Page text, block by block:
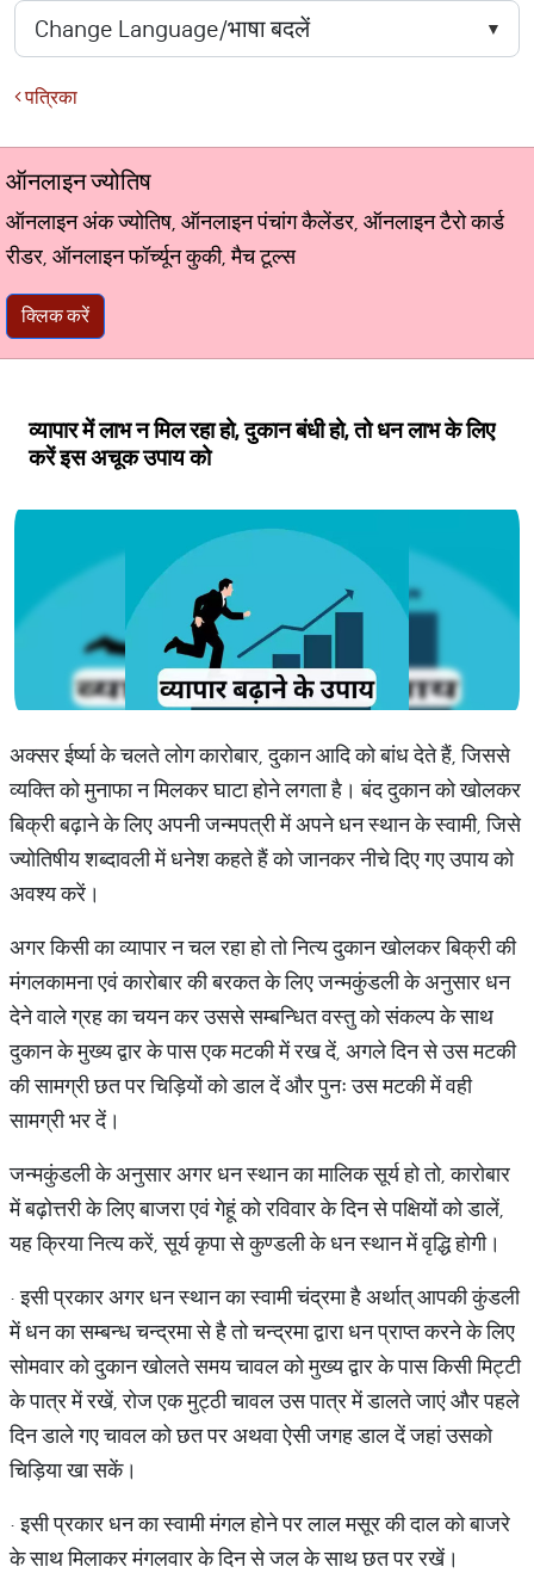
पत्रिका
ऑनलाइन ज्योतिष
ऑनलाइन अंक ज्योतिष, ऑनलाइन पंचांग कैलेंडर, ऑनलाइन टैरो कार्ड
रीडर, ऑनलाइन फॉर्च्यून कुकी, मैच टूल्स
क्लिक करें
व्यापार में लाभ न मिल रहा हो, दुकान बंधी हो, तो धन लाभ के लिए
करें इस अचूक उपाय को
अक्सर ईर्ष्या के चलते लोग कारोबार, दुकान आदि को बांध देते हैं, जिससे
व्यक्ति को मुनाफा न मिलकर घाटा होने लगता है। बंद दुकान को खोलकर
बिक्री बढ़ाने के लिए अपनी जन्मपत्री में अपने धन स्थान के स्वामी, जिसे
ज्योतिषीय शब्दावली में धनेश कहते हैं को जानकर नीचे दिए गए उपाय को
अवश्य करें।
अगर किसी का व्यापार न चल रहा हो तो नित्य दुकान खोलकर बिक्री की
मंगलकामना एवं कारोबार की बरकत के लिए जन्मकुंडली के अनुसार धन
देने वाले ग्रह का चयन कर उससे सम्बन्धित वस्तु को संकल्प के साथ
दुकान के मुख्य द्वार के पास एक मटकी में रख दें, अगले दिन से उस मटकी
की सामग्री छत पर चिड़ियों को डाल दें और पुनः उस मटकी में वही
सामग्री भर दें।
जन्मकुंडली के अनुसार अगर धन स्थान का मालिक सूर्य हो तो, कारोबार
में बढ़ोत्तरी के लिए बाजरा एवं गेहूं को रविवार के दिन से पक्षियों को डालें,
यह क्रिया नित्य करें, सूर्य कृपा से कुण्डली के धन स्थान में वृद्धि होगी।
· इसी प्रकार अगर धन स्थान का स्वामी चंद्रमा है अर्थात् आपकी कुंडली
में धन का सम्बन्ध चन्द्रमा से है तो चन्द्रमा द्वारा धन प्राप्त करने के लिए
सोमवार को दुकान खोलते समय चावल को मुख्य द्वार के पास किसी मिट्टी
के पात्र में रखें, रोज एक मुट्ठी चावल उस पात्र में डालते जाएं और पहले
दिन डाले गए चावल को छत पर अथवा ऐसी जगह डाल दें जहां उसको
चिड़िया खा सकें।
· इसी प्रकार धन का स्वामी मंगल होने पर लाल मसूर की दाल को बाजरे
के साथ मिलाकर मंगलवार के दिन से जल के साथ छत पर रखें।